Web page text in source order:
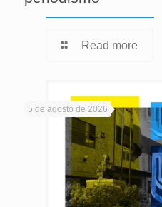
Read more
5 de agosto de 2026